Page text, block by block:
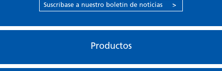
Suscríbase a nuestro boletín de noticias >
Productos